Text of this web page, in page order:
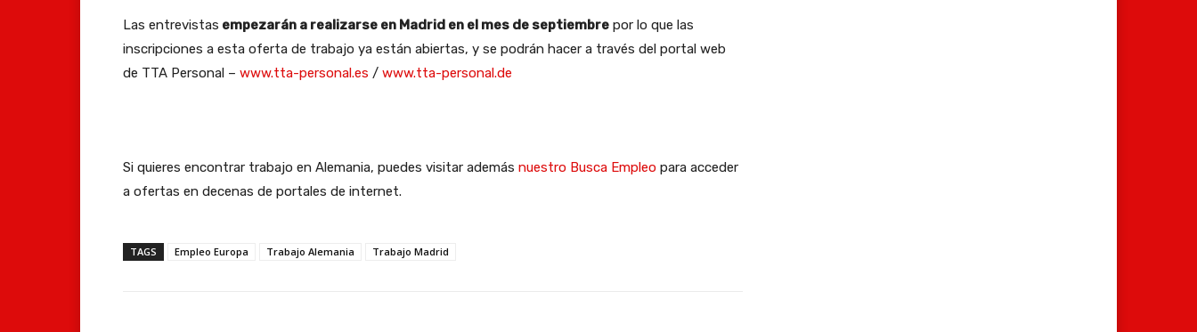
Las entrevistas empezarán a realizarse en Madrid en el mes de septiembre por lo que las
inscripciones a esta oferta de trabajo ya están abiertas, y se podrán hacer a través del portal web
de TTA Personal – www.tta-personal.es / www.tta-personal.de
Si quieres encontrar trabajo en Alemania, puedes visitar además nuestro Busca Empleo para acceder
a ofertas en decenas de portales de internet.
TAGS Empleo Europa Trabajo Alemania Trabajo Madrid